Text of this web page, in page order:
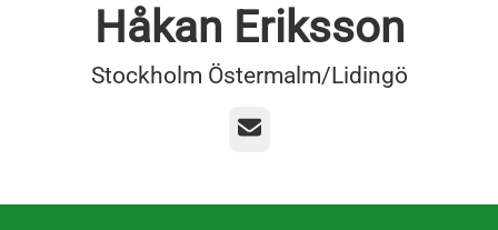
Håkan Eriksson
Stockholm Östermalm/Lidingö
E-post